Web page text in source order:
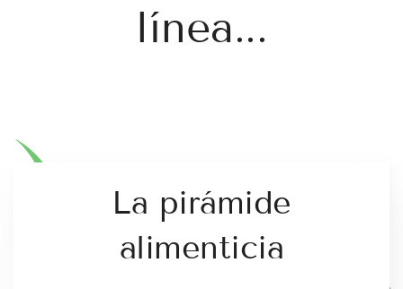
línea...
La pirámide
alimenticia